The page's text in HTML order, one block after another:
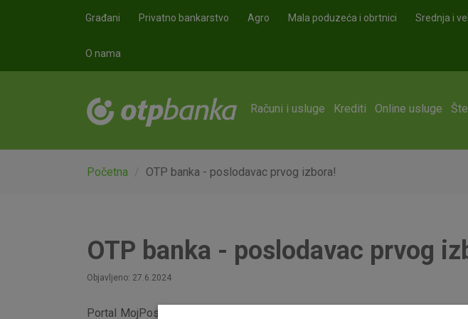
Građani Privatno bankarstvo Agro Mala poduzeća i obrtnici Srednja i
O nama
Računi i usluge Krediti Online usluge
Početna OTP banka - poslodavac prvog izbora!
OTP banka - poslodavac prvog
Objavljeno: 27.6.2024
Portal MojPosao već godinama provodi najveće employer brand